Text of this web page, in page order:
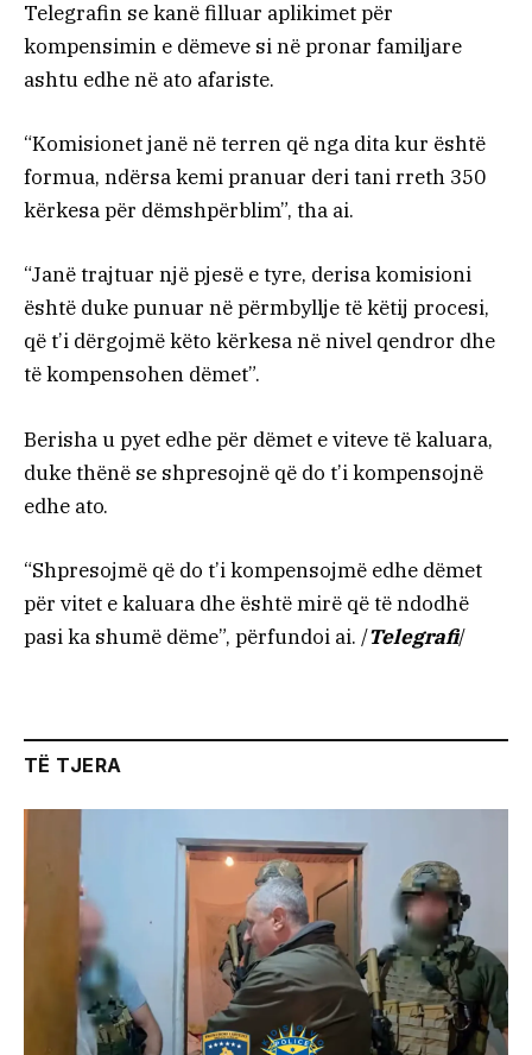
Telegrafin se kanë filluar aplikimet për
kompensimin e dëmeve si në pronar familjare
ashtu edhe në ato afariste.
“Komisionet janë në terren që nga dita kur është
formua, ndërsa kemi pranuar deri tani rreth 350
kërkesa për dëmshpërblim”, tha ai.
“Janë trajtuar një pjesë e tyre, derisa komisioni
është duke punuar në përmbyllje të këtij procesi,
që t’i dërgojmë këto kërkesa në nivel qendror dhe
të kompensohen dëmet”.
Berisha u pyet edhe për dëmet e viteve të kaluara,
duke thënë se shpresojnë që do t’i kompensojnë
edhe ato.
“Shpresojmë që do t’i kompensojmë edhe dëmet
për vitet e kaluara dhe është mirë që të ndodhë
pasi ka shumë dëme”, përfundoi ai. /Telegrafi/
TË TJERA